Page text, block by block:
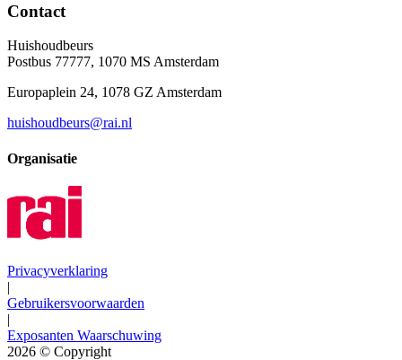
Contact
Huishoudbeurs
Postbus 77777, 1070 MS Amsterdam
Europaplein 24, 1078 GZ Amsterdam
huishoudbeurs@rai.nl
Organisatie
Privacyverklaring
|
Gebruikersvoorwaarden
|
Exposanten Waarschuwing
2026 © Copyright